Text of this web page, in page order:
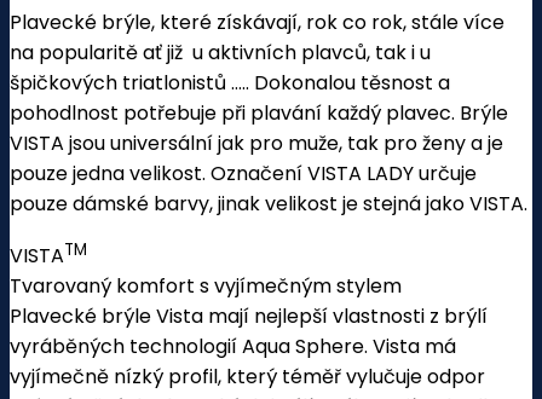
Plavecké brýle, které získávají, rok co rok, stále více
na popularitě ať již u aktivních plavců, tak i u
špičkových triatlonistů ….. Dokonalou těsnost a
pohodlnost potřebuje při plavání každý plavec. Brýle
VISTA jsou universální jak pro muže, tak pro ženy a je
pouze jedna velikost. Označení VISTA LADY určuje
pouze dámské barvy, jinak velikost je stejná jako VISTA.
VISTATM
Tvarovaný komfort s vyjímečným stylem
Plavecké brýle Vista mají nejlepší vlastnosti z brýlí
vyráběných technologií Aqua Sphere. Vista má
vyjímečně nízký profil, který téměř vylučuje odpor